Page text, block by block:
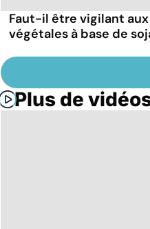
Faut-il être vigilant
végétales à base de
Plus de